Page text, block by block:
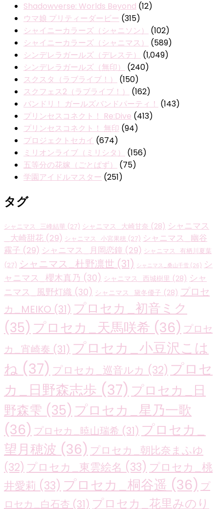
Shadowverse: Worlds Beyond (12)
ウマ娘 プリティーダービー (315)
シャイニーカラーズ（シャニソン）
(102)
シャイニーカラーズ（シャニマス）
(589)
シンデレラガールズ（デレステ）
(1,049)
シンデレラガールズ（無印）
(240)
スクスタ（ラブライブ！）
(150)
スクフェス2（ラブライブ！）
(162)
バンドリ！ ガールズバンドパーティ！ (143)
プリンセスコネクト！ Re:Dive (413)
プリンセスコネクト！ 無印 (94)
プロジェクトセカイ (674)
ミリオンライブ（ミリシタ）
(156)
五等分の花嫁（ごとぱず）
(75)
学園アイドルマスター (251)
タグ
シャニマス_三峰結華 (27) シャニマス_大崎甘奈 (28) シャニマス
_大崎甜花 (29) シャニマス_小宮果穂 (27) シャニマス_幽谷
霧子 (29) シャニマス_月岡恋鐘 (29) シャニマス_有栖川夏葉
(27) シャニマス_杜野凛世 (31) シャニマス_桑山千雪 (26) シ
ャニマス_櫻木真乃 (30) シャニマス_西城樹里 (28) シャ
ニマス_風野灯織 (30) シャニマス_黛冬優子 (28) プロセ
カ_MEIKO (31) プロセカ_初音ミク
(35) プロセカ_天馬咲希 (36) プロセ
カ_宵崎奏 (31) プロセカ_小豆沢こは
ね (37) プロセカ_巡音ルカ (32) プロセ
カ_日野森志歩 (37) プロセカ_日
野森雫 (35) プロセカ_星乃一歌
(36) プロセカ_暁山瑞希 (31) プロセカ_
望月穂波 (36) プロセカ_朝比奈まふゆ
(32) プロセカ_東雲絵名 (33) プロセカ_桃
井愛莉 (33) プロセカ_桐谷遥 (36) プ
ロセカ_白石杏 (31) プロセカ_花里みのり